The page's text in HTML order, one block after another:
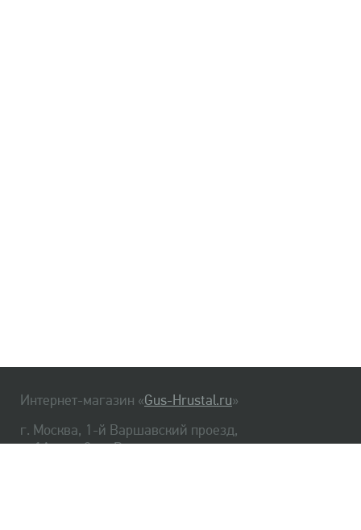
Интернет-магазин «Gus-Hrustal.ru»
г. Москва, 1-й Варшавский проезд,
д. 1А, стр. 3, м. Варшавская